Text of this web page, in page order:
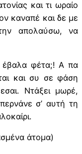
και τι ωραίο
καναπέ και δε με
απολαύσω, να
έβαλα φέτα;! Α πα
και συ σε φάση
Ντάξει μωρέ,
σ’ αυτή τη
άτομα)